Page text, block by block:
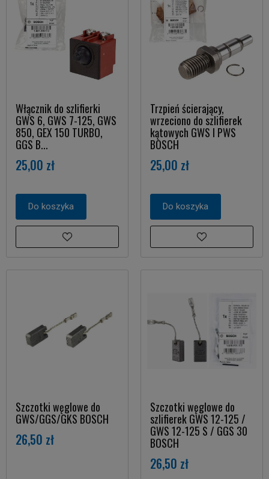
Włącznik do szlifierki
GWS 6, GWS 7-125, GWS
850, GEX 150 TURBO,
GGS B...
25,00 zł
Do koszyka
Trzpień ścierający,
wrzeciono do szlifierek
kątowych GWS I PWS
BOSCH
25,00 zł
Do koszyka
Szczotki węglowe do
GWS/GGS/GKS BOSCH
26,50 zł
Szczotki węglowe do
szlifierek GWS 12-125 /
GWS 12-125 S / GGS 30
BOSCH
26,50 zł